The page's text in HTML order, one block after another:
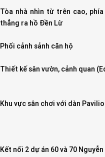
Tòa nhà nhìn từ trên cao,
thẳng ra hồ Đền Lừ
Phối cảnh sảnh căn hộ
Thiết kế sân vườn, cảnh quan
Khu vực sân chơi với dàn
Kết nối 2 dự án 60 và 70